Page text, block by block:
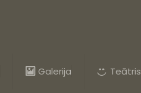
Galerija Teātris